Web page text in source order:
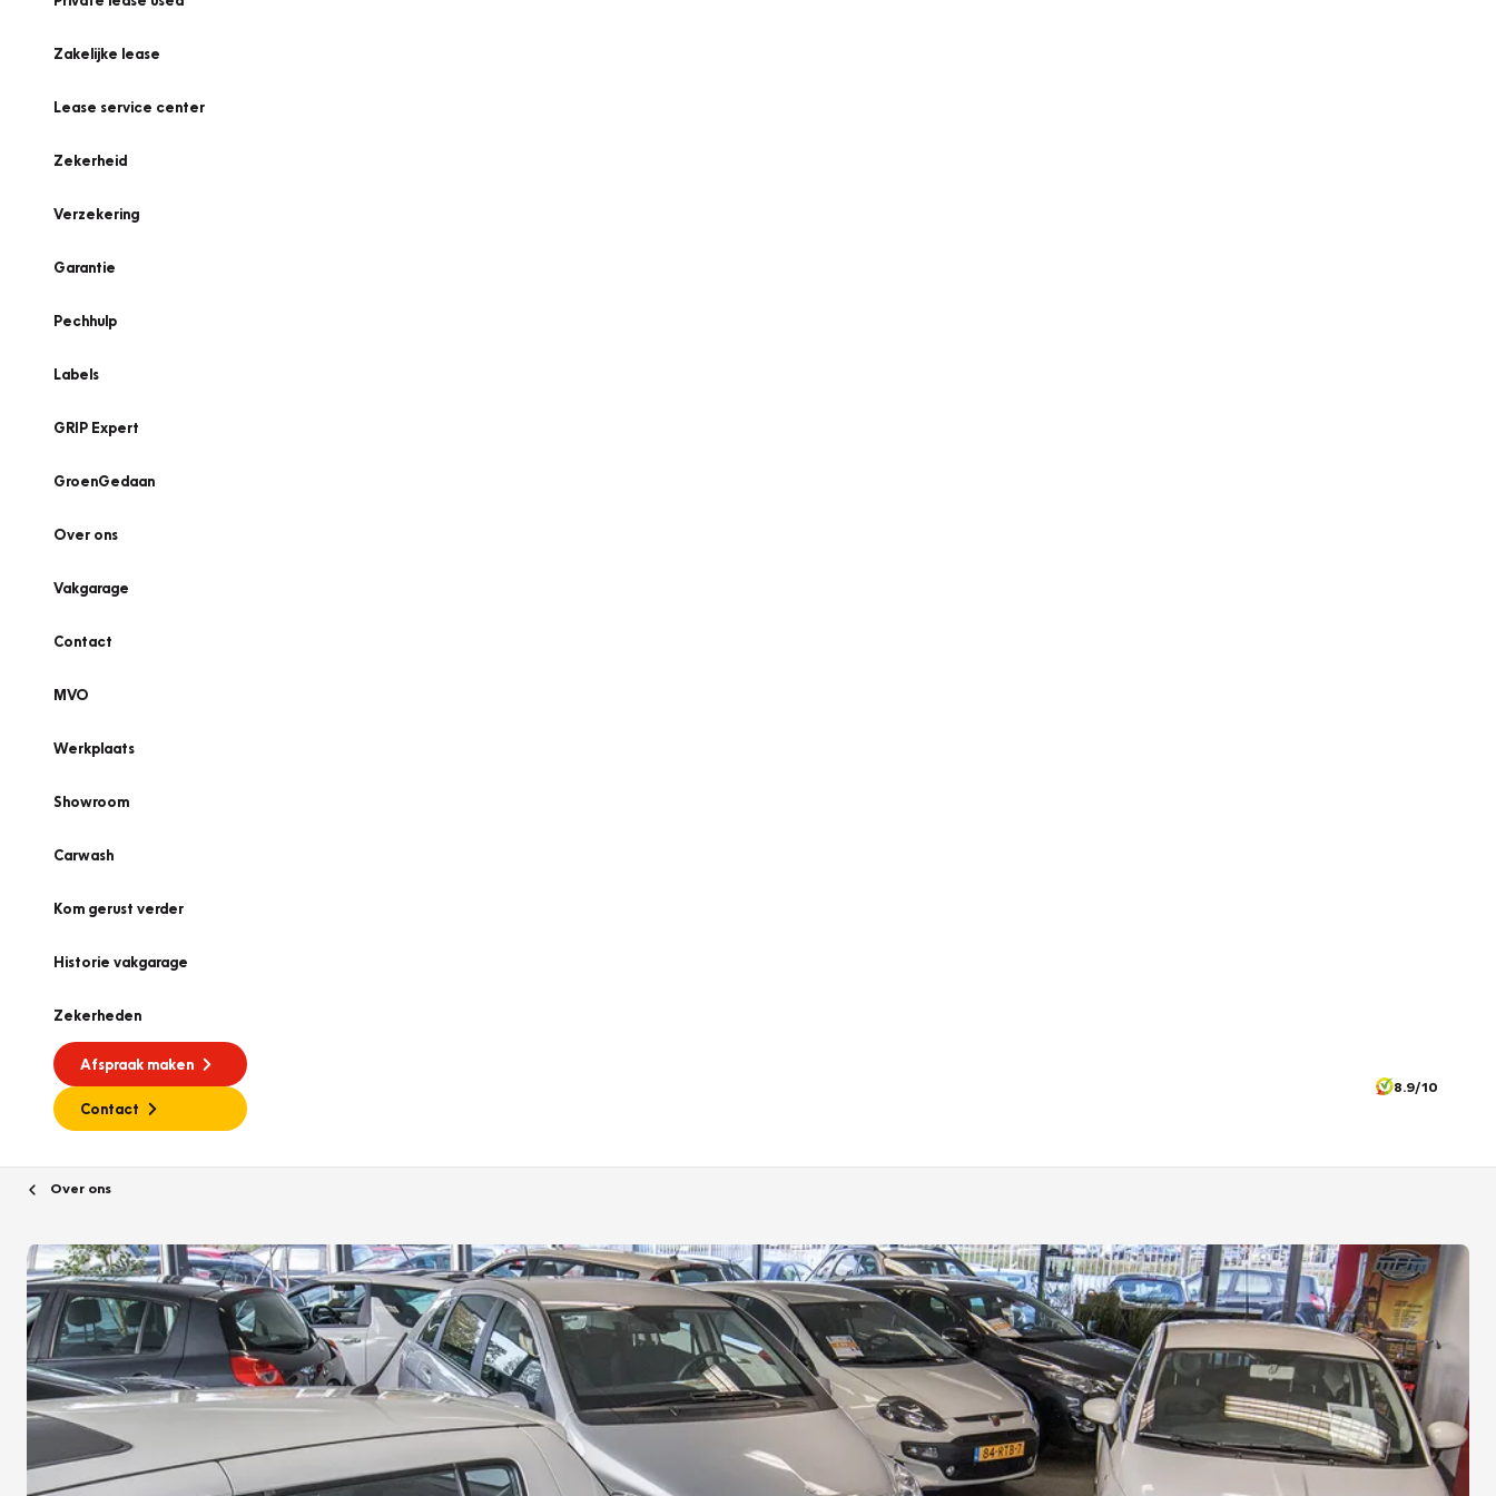
Zakelijke lease
Lease service center
Zekerheid
Verzekering
Garantie
Pechhulp
Labels
GRIP Expert
GroenGedaan
Over ons
Vakgarage
Contact
MVO
Werkplaats
Showroom
Carwash
Kom gerust verder
Historie vakgarage
Zekerheden
Afspraak maken
Contact
8.9/10
Over ons